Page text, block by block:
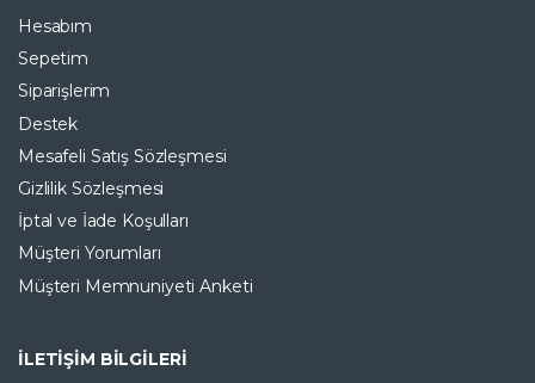
Hesabım
Sepetim
Siparişlerim
Destek
Mesafeli Satış Sözleşmesi
Gizlilik Sözleşmesi
İptal ve İade Koşulları
Müşteri Yorumları
Müşteri Memnuniyeti Anketi
İLETİŞİM BİLGİLERİ